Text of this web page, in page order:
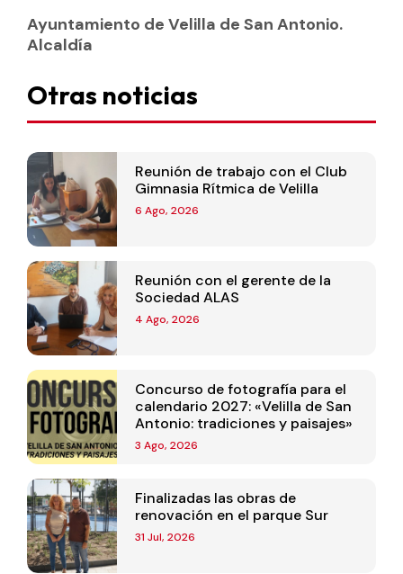
Ayuntamiento de Velilla de San Antonio.
Alcaldía
Otras noticias
Reunión de trabajo con el Club
Gimnasia Rítmica de Velilla
6 Ago, 2026
Reunión con el gerente de la
Sociedad ALAS
4 Ago, 2026
Concurso de fotografía para el
calendario 2027: «Velilla de San
Antonio: tradiciones y paisajes»
3 Ago, 2026
Finalizadas las obras de
renovación en el parque Sur
31 Jul, 2026